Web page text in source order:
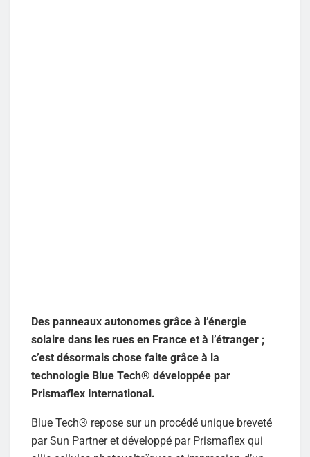
Des panneaux autonomes grâce à l’énergie
solaire dans les rues en France et à l’étranger ;
c’est désormais chose faite grâce à la
technologie Blue Tech® développée par
Prismaflex International.
Blue Tech® repose sur un procédé unique breveté
par Sun Partner et développé par Prismaflex qui